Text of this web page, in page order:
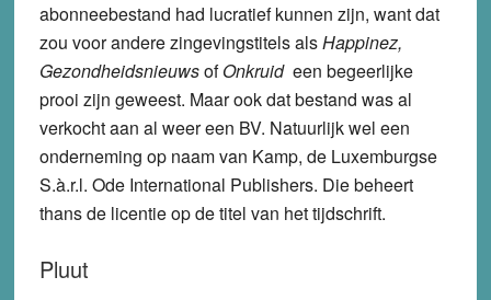
abonneebestand had lucratief kunnen zijn, want dat
zou voor andere zingevingstitels alsHappinez,
GezondheidsnieuwsofOnkruid een begeerlijke
prooi zijn geweest. Maar ook dat bestand was al
verkocht aan al weer een BV. Natuurlijk wel een
onderneming op naam van Kamp, de Luxemburgse
S.à.r.l. Ode International Publishers. Die beheert
thans de licentie op de titel van het tijdschrift.
Pluut